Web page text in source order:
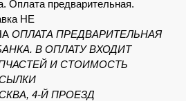
Оплата предварительная.
НЕ
ОПЛАТА ПРЕДВАРИТЕЛЬНАЯ
В ОПЛАТУ ВХОДИТ
И СТОИМОСТЬ
4-Й ПРОЕЗД